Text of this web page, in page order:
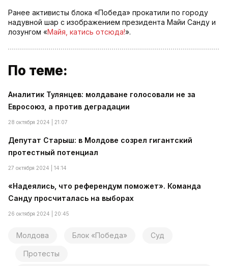
Ранее активисты блока «Победа» прокатили по городу
надувной шар с изображением президента Майи Санду и
лозунгом «Майя, катись отсюда!».
По теме:
Аналитик Тулянцев: молдаване голосовали не за
Евросоюз, а против деградации
28 октября 2024 | 21:07
Депутат Старыш: в Молдове созрел гигантский
протестный потенциал
27 октября 2024 | 14:14
«Надеялись, что референдум поможет». Команда
Санду просчиталась на выборах
26 октября 2024 | 20:45
Молдова Блок «Победа» Суд
Протесты